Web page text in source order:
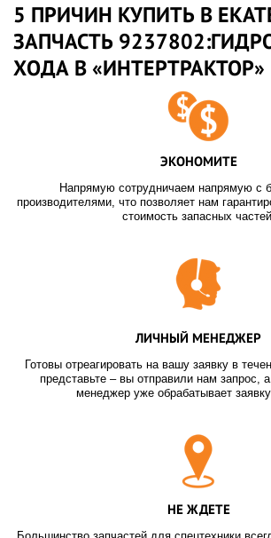
5 ПРИЧИН КУПИТЬ В
ЗАПЧАСТЬ
ХОДА В «ИНТЕРТРАКТОР»
ЭКОНОМИТЕ
Напрямую сотрудничаем напрямую с
производителями, что позволяет нам
стоимость запасных
ЛИЧНЫЙ МЕНЕДЖЕР
Готовы отреагировать на вашу заявку в
представьте – вы отправили нам запрос,
менеджер уже обрабатывает заявку
НЕ ЖДЕТЕ